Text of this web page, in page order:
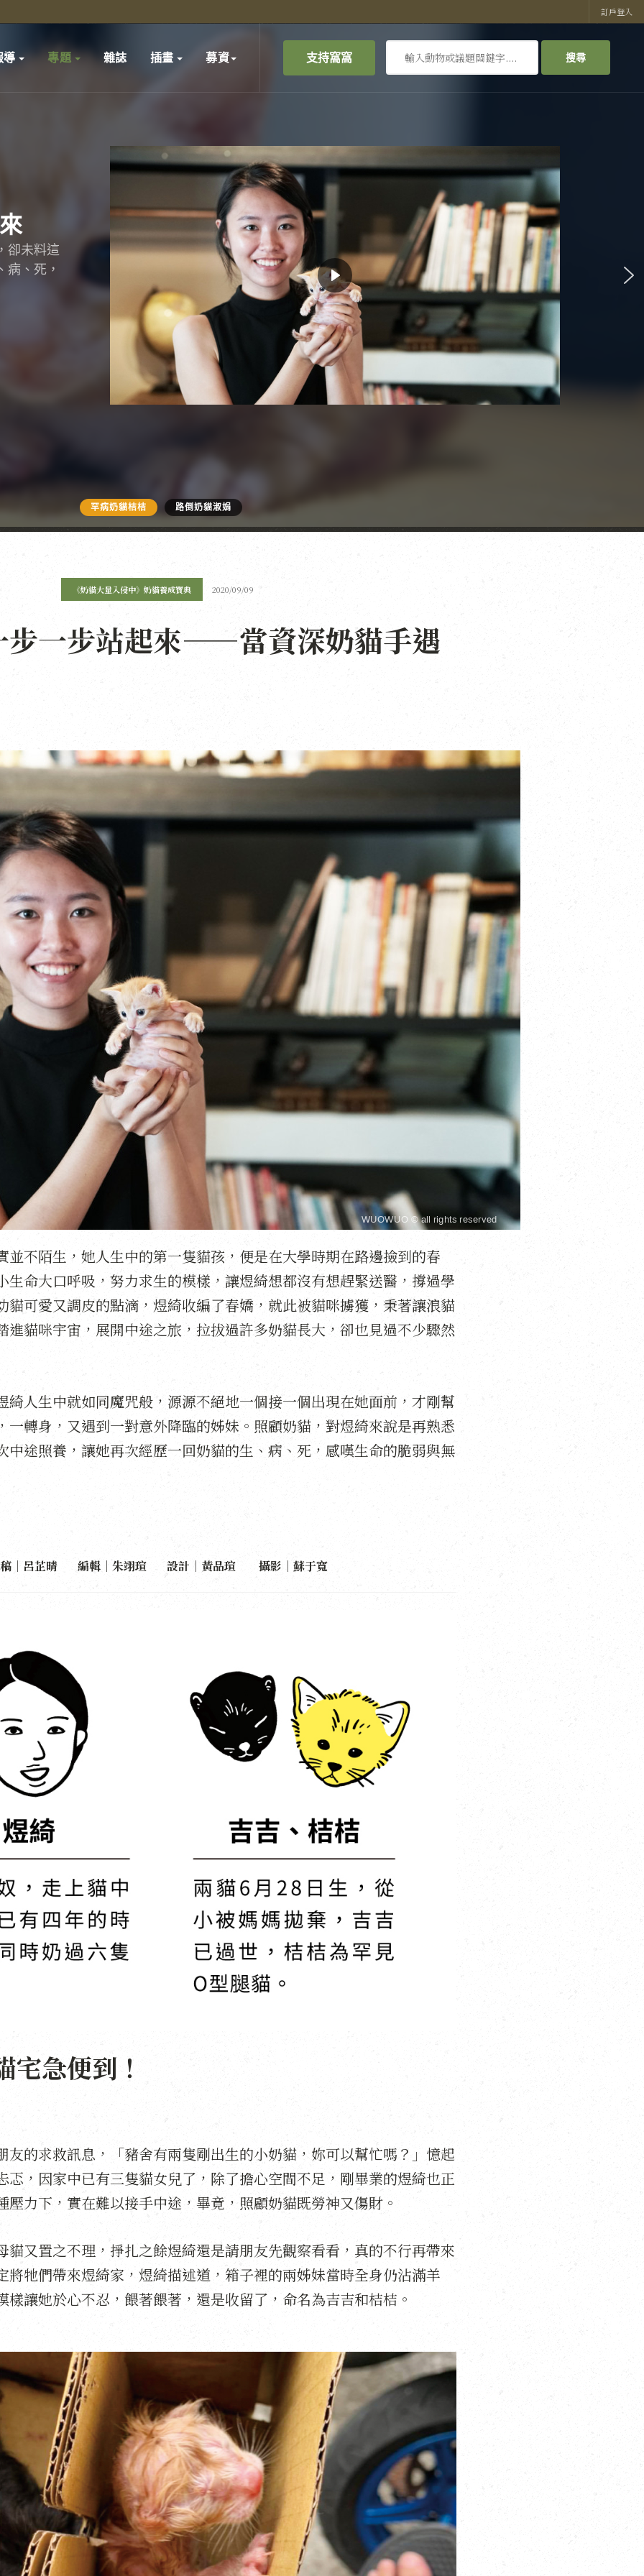
訂戶登入
支持窩窩
尋
搜尋
導 專題 雜誌 插畫 募資
卻未料這
病、死，
罕病奶貓桔桔 路倒奶貓淑娟
《奶貓大量入侵中》奶貓養成寶典 2020/09/09
步一步站起來——當資深奶貓手遇
並不陌生，她人生中的第一隻貓孩，便是在大學時期在路邊撿到的春
生命大口呼吸，努力求生的模樣，讓煜綺想都沒有想趕緊送醫，撐過學
貓可愛又調皮的點滴，煜綺收編了春嬌，就此被貓咪擄獲，秉著讓浪貓
進貓咪宇宙，展開中途之旅，拉拔過許多奶貓長大，卻也見過不少驟然
綺人生中就如同魔咒般，源源不絕地一個接一個出現在她面前，才剛幫
一轉身，又遇到一對意外降臨的姊妹。照顧奶貓，對煜綺來說是再熟悉
中途照養，讓她再次經歷一回奶貓的生、病、死，感嘆生命的脆弱與無
｜呂芷晴 編輯｜朱翊瑄 設計｜黃品瑄 攝影｜蘇于寬
宅急便到！
友的求救訊息，「豬舍有兩隻剛出生的小奶貓，妳可以幫忙嗎？」憶起
忑，因家中已有三隻貓女兒了，除了擔心空間不足，剛畢業的煜綺也正
壓力下，實在難以接手中途，畢竟，照顧奶貓既勞神又傷財。
貓又置之不理，掙扎之餘煜綺還是請朋友先觀察看看，真的不行再帶來
將牠們帶來煜綺家，煜綺描述道，箱子裡的兩姊妹當時全身仍沾滿羊
樣讓她於心不忍，餵著餵著，還是收留了，命名為吉吉和桔桔。